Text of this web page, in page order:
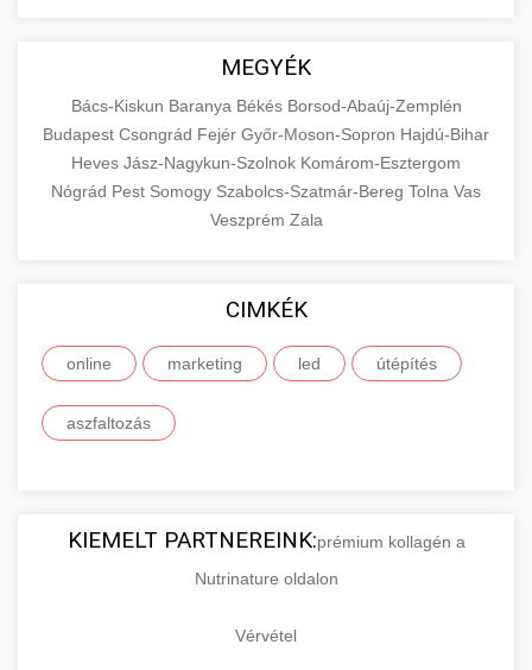
MEGYÉK
Bács-Kiskun Baranya Békés Borsod-Abaúj-Zemplén
Budapest Csongrád Fejér Győr-Moson-Sopron Hajdú-Bihar
Heves Jász-Nagykun-Szolnok Komárom-Esztergom
Nógrád Pest Somogy Szabolcs-Szatmár-Bereg Tolna Vas
Veszprém Zala
CIMKÉK
online marketing led útépítés
aszfaltozás
KIEMELT PARTNEREINK:prémium kollagén a
Nutrinature oldalon
Vérvétel